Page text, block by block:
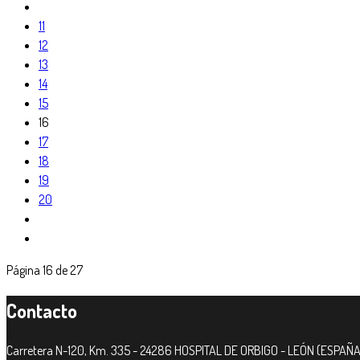
11
12
13
14
15
16
17
18
19
20
Página 16 de 27
Contacto
Carretera N-120, Km. 335 - 24286 HOSPITAL DE ORBIGO - LEÓN